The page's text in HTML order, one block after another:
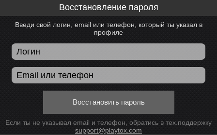
Восстановление пароля
Введи свой логин, email или телефон, который ты указал в
профиле
Восстановить пароль
Если ты не указывал email и телефон, обратись в тех.поддержку
support@playtox.com